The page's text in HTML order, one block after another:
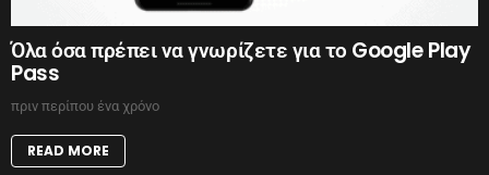
Όλα όσα πρέπει να γνωρίζετε για το Google Play
Pass
πριν περίπου ένα χρόνο
READ MORE